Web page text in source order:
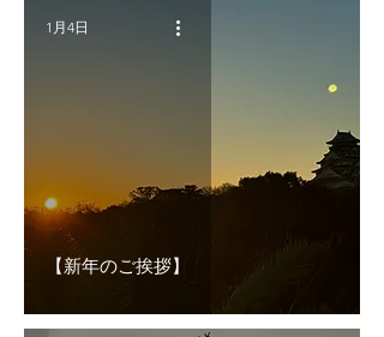
【新年のご挨拶】
1月4日